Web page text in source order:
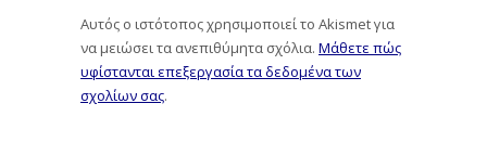
Αυτός ο ιστότοπος χρησιμοποιεί το Akismet για
να μειώσει τα ανεπιθύμητα σχόλια. Μάθετε πώς
υφίστανται επεξεργασία τα δεδομένα των
σχολίων σας.